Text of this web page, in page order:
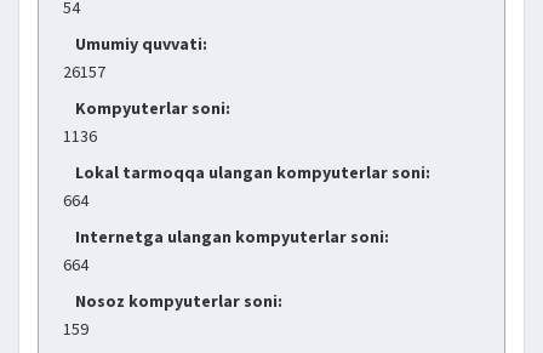
54
Umumiy quvvati:
26157
Kompyuterlar soni:
1136
Lokal tarmoqqa ulangan kompyuterlar soni:
664
Internetga ulangan kompyuterlar soni:
664
Nosoz kompyuterlar soni:
159